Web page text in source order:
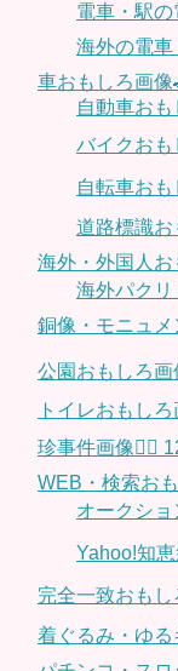
電車・駅
海外の電車
車おもしろ画像
自動車お
バイクお
自転車お
道路標識お
海外・外国人
海外パクリ
銅像・モニュ
公園おもしろ画
トイレおもしろ
珍事件画像👮‍♂️
WEB・検索お
オークシ
Yahoo!知
完全一致おも
着ぐるみ・ゆる